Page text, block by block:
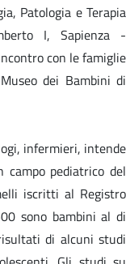
Patologia e Terapia
I, Sapienza -
con le famiglie
dei Bambini di
infermieri, intende
campo pediatrico del
iscritti al Registro
sono bambini al di
di alcuni studi